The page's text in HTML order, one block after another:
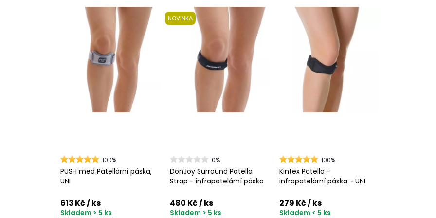
100%
PUSH med Patellární páska,
UNI
613 Kč/ ks
Skladem > 5 ks
NOVINKA
0%
DonJoy Surround Patella
Strap - infrapatelární páska
480 Kč/ ks
Skladem > 5 ks
100%
Kintex Patella -
infrapatelární páska - UNI
279 Kč/ ks
Skladem < 5 ks